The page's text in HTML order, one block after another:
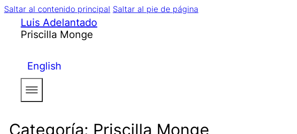
Saltar al contenido principal Saltar al pie de página
Luis Adelantado
Priscilla Monge
English
Categoría: Priscilla Monge